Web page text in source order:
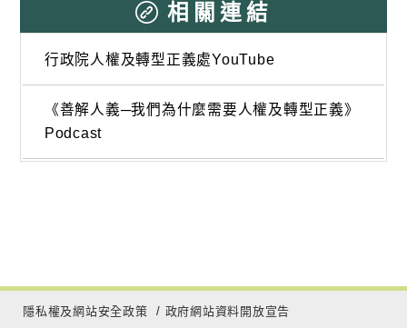
相關連結
行政院人權及轉型正義處YouTube
《善解人義─我們為什麼需要人權及轉型正義》
Podcast
隱私權及網站安全政策 / 政府網站資料開放宣告